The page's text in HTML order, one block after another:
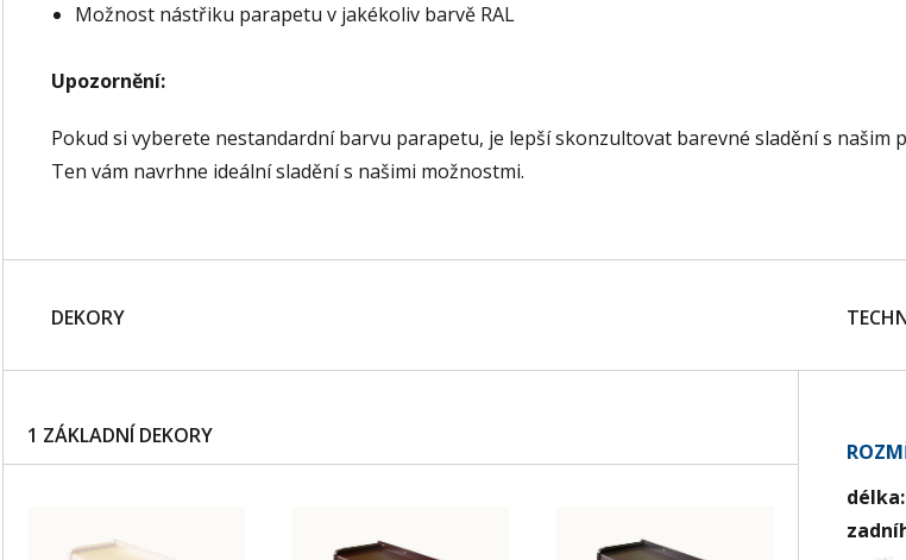
Možnost nástřiku parapetu v jakékoliv barvě RAL
Upozornění:
Pokud si vyberete nestandardní barvu parapetu, je lepší skonzultovat barevné sladění s našim
Ten vám navrhne ideální sladění s našimi možnostmi.
DEKORY
1 ZÁKLADNÍ DEKORY
délka: